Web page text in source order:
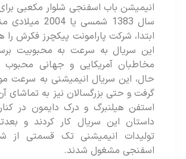
انیمیشن باب اسفنجی شلوار مکعبی برای
سال 1383 شمسی یا 2004
ابتدا، شرکت پارامونت پیکچرز فکرش را هم
این سریال به سرعت به محبوبیت برسد و
مخاطبان آمریکایی و جهانی محبوب شود.
حال، این سریال انیمیشنی به سرعت مورد
گرفت و حتی بزرگسالان نیز به تماشای آن روی
استفن هیلنبرگ و درک دایمون در کنار هم
داستان این سریال کار کردند و بعدتر
تولیدات انیمیشنی تک قسمتی از
اسفنجی مشغول شدند.